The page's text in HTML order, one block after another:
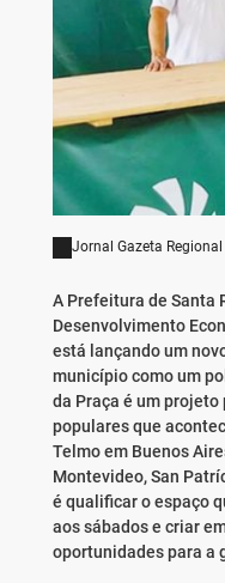
Jornal Gazeta Regional
A Prefeitura de Santa
Desenvolvimento
está lançando um
município como um
da Praça é um
populares que
Telmo em Buenos
Montevideo, San
é qualificar o espaço
aos sábados e criar
oportunidades para a